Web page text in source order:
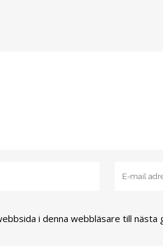
i denna webbläsare till nästa